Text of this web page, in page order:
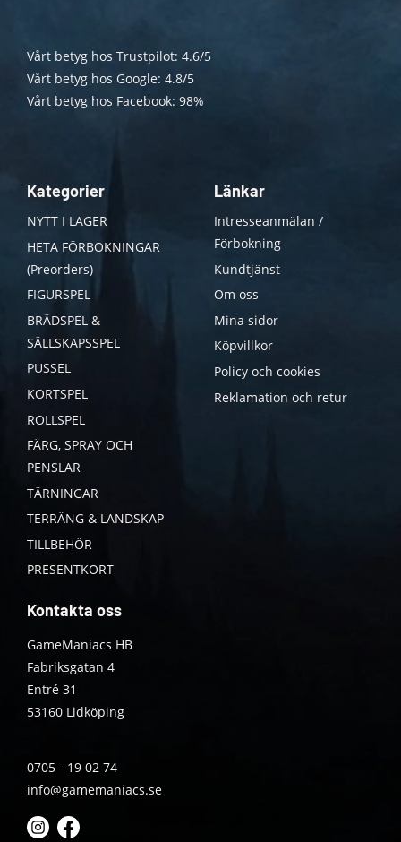
Vårt betyg hos Trustpilot: 4.6/5
Vårt betyg hos Google: 4.8/5
Vårt betyg hos Facebook: 98%
Kategorier
NYTT I LAGER
HETA FÖRBOKNINGAR
(Preorders)
FIGURSPEL
BRÄDSPEL &
SÄLLSKAPSSPEL
PUSSEL
KORTSPEL
ROLLSPEL
FÄRG, SPRAY OCH
PENSLAR
TÄRNINGAR
TERRÄNG & LANDSKAP
TILLBEHÖR
PRESENTKORT
Länkar
Intresseanmälan /
Förbokning
Kundtjänst
Om oss
Mina sidor
Köpvillkor
Policy och cookies
Reklamation och retur
Kontakta oss
GameManiacs HB
Fabriksgatan 4
Entré 31
53160 Lidköping
0705 - 19 02 74
info@gamemaniacs.se